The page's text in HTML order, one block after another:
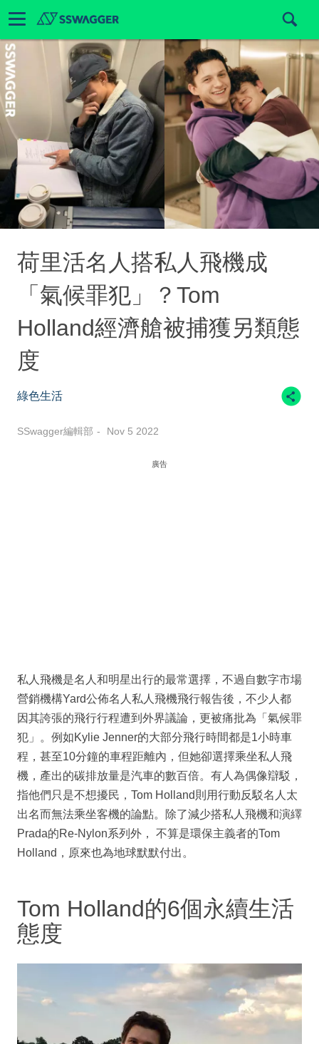
荷里活名人搭私人飛機成
「氣候罪犯」？Tom
Holland經濟艙被捕獲另類態
度
綠色生活
SSwagger編輯部 Nov 5 2022
廣告
私人飛機是名人和明星出行的最常選擇，不過自數字市場
營銷機構Yard公佈名人私人飛機飛行報告後，不少人都
因其誇張的飛行行程遭到外界議論，更被痛批為「氣候罪
犯」。例如Kylie Jenner的大部分飛行時間都是1小時車
程，甚至10分鐘的車程距離內，但她卻選擇乘坐私人飛
機，產出的碳排放量是汽車的數百倍。有人為偶像辯駁，
指他們只是不想擾民，Tom Holland則用行動反駁名人太
出名而無法乘坐客機的論點。除了減少搭私人飛機和演繹
Prada的Re-Nylon系列外， 不算是環保主義者的Tom
Holland，原來也為地球默默付出。
Tom Holland的6個永續生活
態度